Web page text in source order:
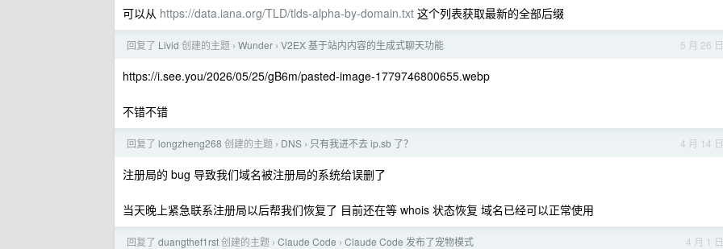
可以从 https://data.iana.org/TLD/tlds-alpha-by-domain.txt 这个列表获取最新的全部后缀
5 月 26 日
回复了 Livid 创建的主题 › Wunder › V2EX 基于站内内容的生成式聊天功能
https://i.see.you/2026/05/25/gB6m/pasted-image-1779746800655.webp
不错不错
4 月 14 日
回复了 longzheng268 创建的主题 › DNS › 只有我进不去 ip.sb 了？
注册局的 bug 导致我们域名被注册局的系统给误删了
当天晚上紧急联系注册局以后帮我们恢复了 目前还在等 whois 状态恢复 域名已经可以正常使用
4 月 1 日
回复了 duangthef1rst创建的主题 › Claude Code › Claude Code 发布了宠物模式